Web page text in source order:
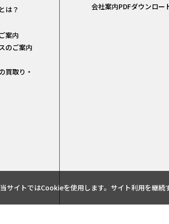
当サイトではCookieを使用します。サイト利用を継続
は？
案内
のご案内
買取り・
会社案内PDFダウンロー